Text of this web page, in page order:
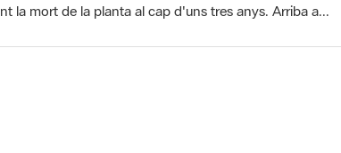
la mort de la planta al cap d'uns tres anys. Arriba a...